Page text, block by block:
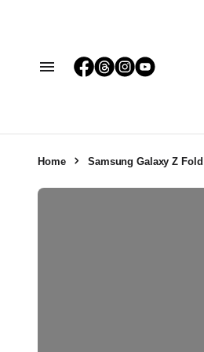
Home Samsung Galaxy Z